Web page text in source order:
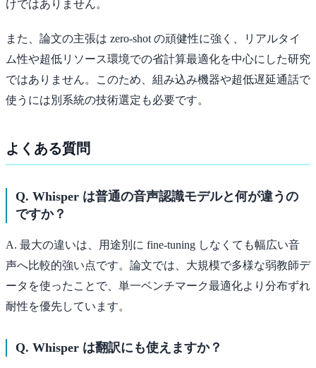
けではありません。
また、論文の主張は zero-shot の頑健性に強く、リアルタイ
ム性や超低リソース環境での省計算最適化を中心にした研究
ではありません。このため、組み込み機器や超低遅延通話で
使うには別系統の技術選定も必要です。
よくある質問
Q. Whisper は普通の音声認識モデルと何が違うの
ですか？
A. 最大の違いは、用途別に fine-tuning しなくても幅広い音
声へ比較的強い点です。論文では、大規模で多様な弱教師デ
ータを使ったことで、単一ベンチマーク最適化より分布ずれ
耐性を優先しています。
Q. Whisper は翻訳にも使えますか？